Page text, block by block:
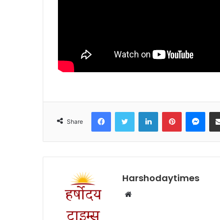
Share
FacebookTwitter LinkedInPinterest
Harshodaytimes
Website